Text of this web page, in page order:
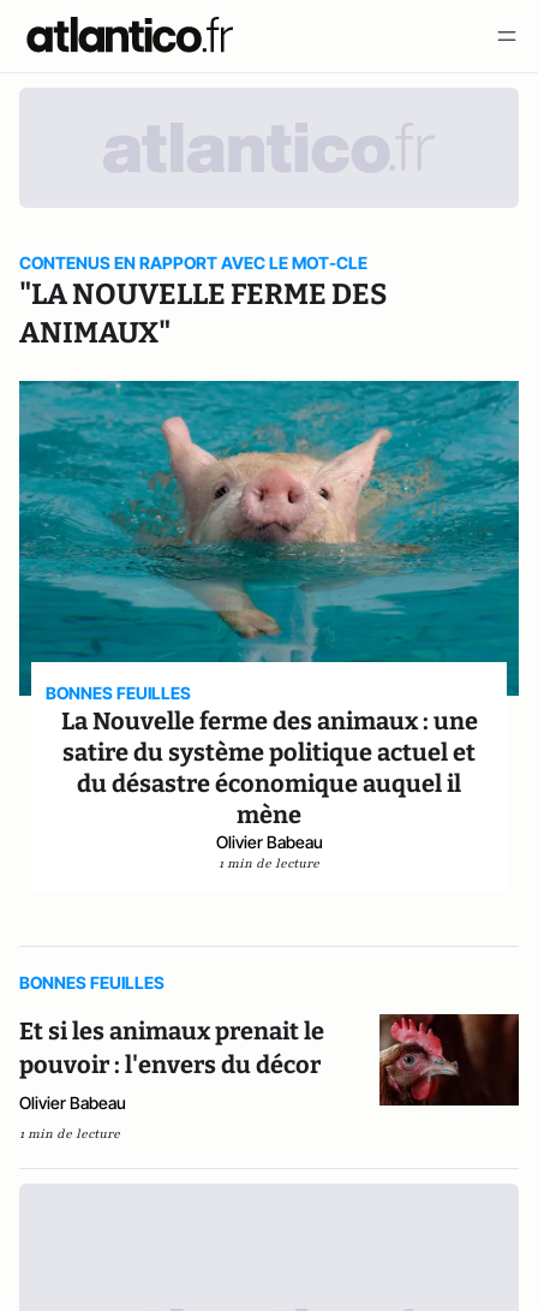
CONTENUS EN RAPPORT AVEC LE MOT-CLE
"LA NOUVELLE FERME DES
ANIMAUX"
BONNES FEUILLES
La Nouvelle ferme des animaux : une
satire du système politique actuel et
du désastre économique auquel il
mène
Olivier Babeau
1 min de lecture
BONNES FEUILLES
Et si les animaux prenait le
pouvoir : l'envers du décor
Olivier Babeau
1 min de lecture